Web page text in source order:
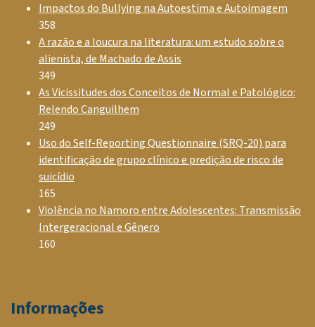
Impactos do Bullying na Autoestima e Autoimagem
358
A razão e a loucura na literatura: um estudo sobre o
alienista, de Machado de Assis
349
As Vicissitudes dos Conceitos de Normal e Patológico:
Relendo Canguilhem
249
Uso do Self-Reporting Questionnaire (SRQ-20) para
identificação de grupo clínico e predição de risco de
suicídio
165
Violência no Namoro entre Adolescentes: Transmissão
Intergeracional e Gênero
160
Informações